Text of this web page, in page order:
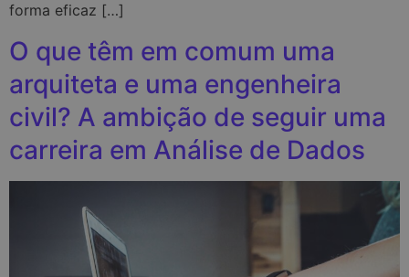
forma eficaz […]
O que têm em comum uma
arquiteta e uma engenheira
civil? A ambição de seguir uma
carreira em Análise de Dados